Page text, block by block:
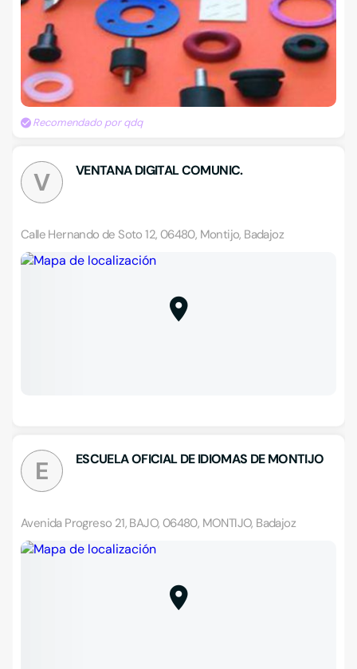
Recomendado por qdq
V VENTANA DIGITAL COMUNIC.
Calle Hernando de Soto 12, 06480, Montijo, Badajoz
E ESCUELA OFICIAL DE IDIOMAS DE MONTIJO
Avenida Progreso 21, BAJO, 06480, MONTIJO, Badajoz